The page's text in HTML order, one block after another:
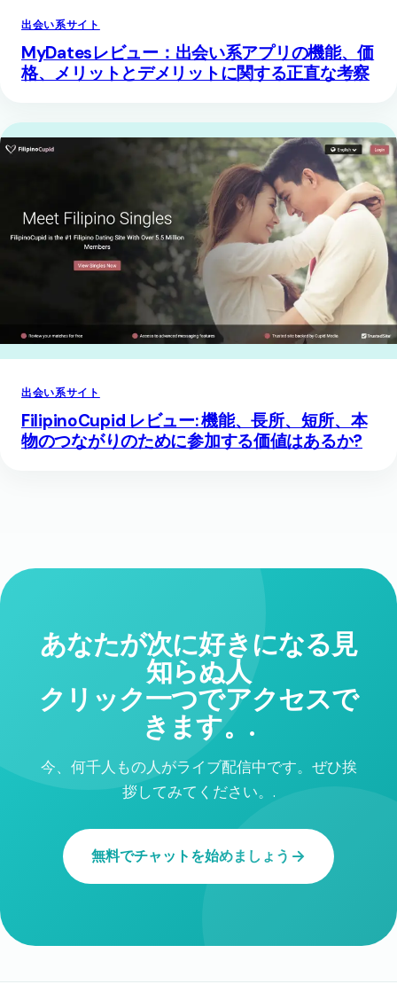
出会い系サイト
MyDatesレビュー：出会い系アプリの機能、価
格、メリットとデメリットに関する正直な考察
出会い系サイト
FilipinoCupid レビュー: 機能、長所、短所、本
物のつながりのために参加する価値はあるか?
あなたが次に好きになる見
知らぬ人
クリック一つでアクセスで
きます。.
今、何千人もの人がライブ配信中です。ぜひ挨
拶してみてください。.
無料でチャットを始めましょう